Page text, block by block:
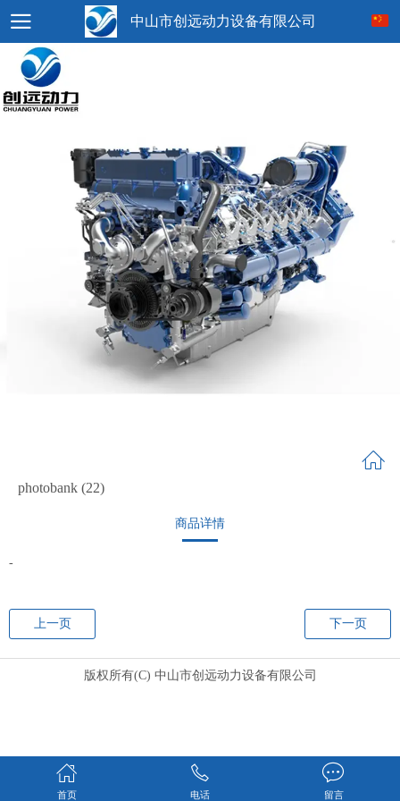
中山市创远动力设备有限公司
photobank (22)
商品详情
-
上一页 下一页
版权所有(C) 中山市创远动力设备有限公司
首页 电话 留言